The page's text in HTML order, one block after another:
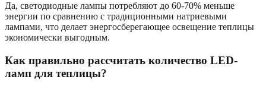
Да, светодиодные лампы потребляют до 60-70% меньше
энергии по сравнению с традиционными натриевыми
лампами, что делает энергосберегающее освещение теплицы
экономически выгодным.
Как правильно рассчитать количество LED-
ламп для теплицы?